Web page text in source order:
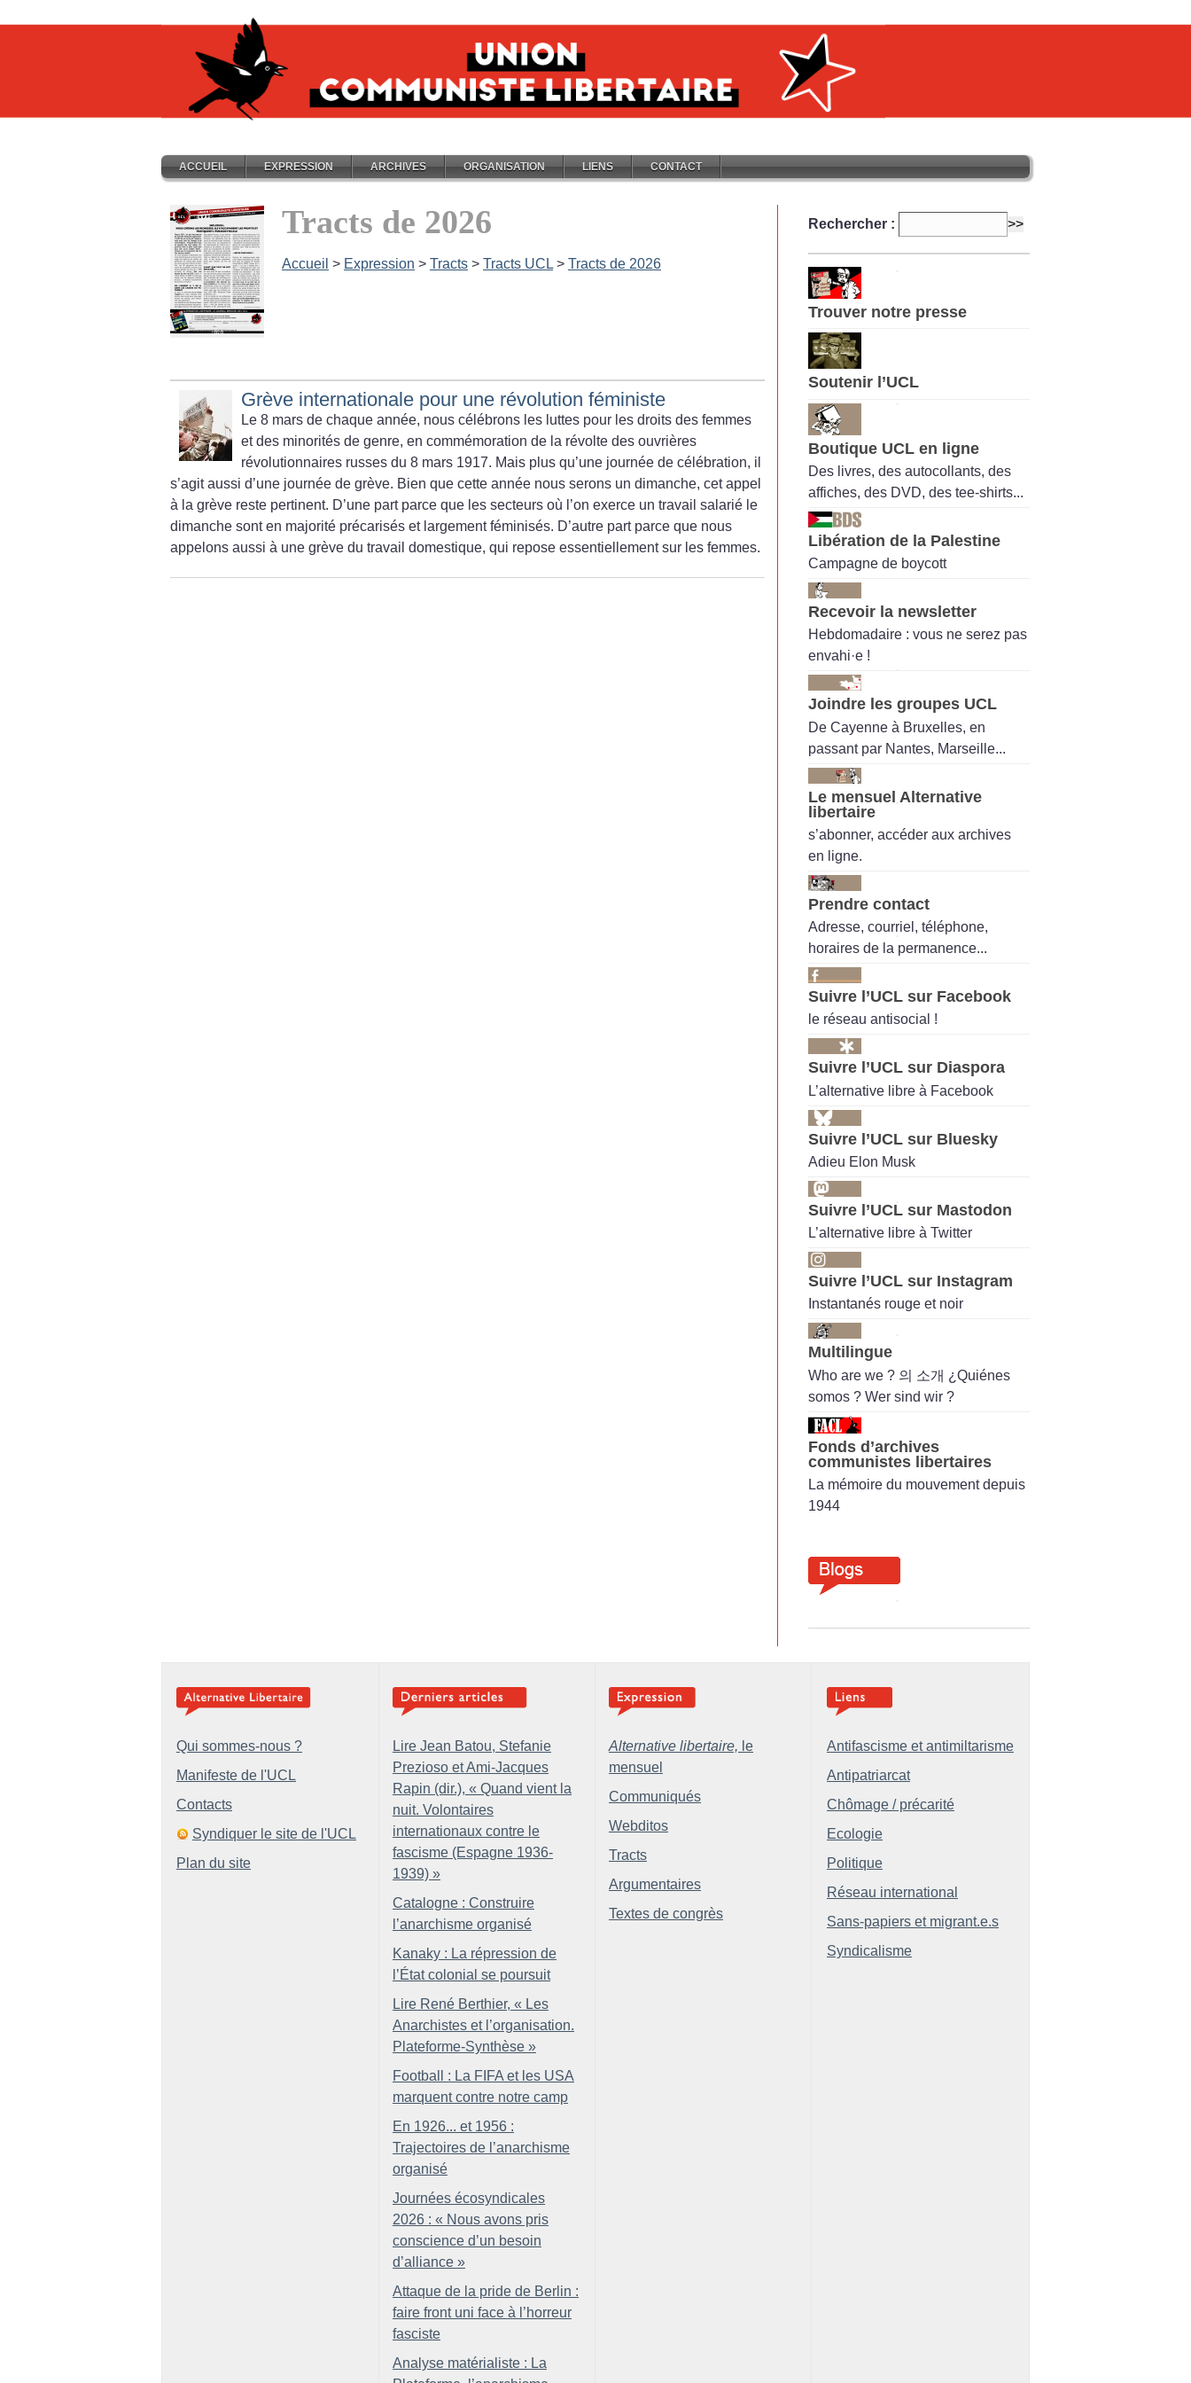
ACCUEIL EXPRESSION ARCHIVES ORGANISATION LIENS CONTACT
Tracts de 2026
Accueil > Expression > Tracts > Tracts UCL > Tracts de 2026
Grève internationale pour une révolution féministe
Le 8 mars de chaque année, nous célébrons les luttes pour les droits des femmes
et des minorités de genre, en commémoration de la révolte des ouvrières
révolutionnaires russes du 8 mars 1917. Mais plus qu’une journée de célébration, il
s’agit aussi d’une journée de grève. Bien que cette année nous serons un dimanche, cet appel
à la grève reste pertinent. D’une part parce que les secteurs où l’on exerce un travail salarié le
dimanche sont en majorité précarisés et largement féminisés. D’autre part parce que nous
appelons aussi à une grève du travail domestique, qui repose essentiellement sur les femmes.
Rechercher :
Trouver notre presse
Soutenir l’UCL
Boutique UCL en ligne
Des livres, des autocollants, des
affiches, des DVD, des tee-shirts...
Libération de la Palestine
Campagne de boycott
Recevoir la newsletter
Hebdomadaire : vous ne serez pas
envahi·e !
Joindre les groupes UCL
De Cayenne à Bruxelles, en
passant par Nantes, Marseille...
Le mensuel Alternative
libertaire
s’abonner, accéder aux archives
en ligne.
Prendre contact
Adresse, courriel, téléphone,
horaires de la permanence...
Suivre l’UCL sur Facebook
le réseau antisocial !
Suivre l’UCL sur Diaspora
L’alternative libre à Facebook
Suivre l’UCL sur Bluesky
Adieu Elon Musk
Suivre l’UCL sur Mastodon
L’alternative libre à Twitter
Suivre l’UCL sur Instagram
Instantanés rouge et noir
Multilingue
Who are we ? 의 소개 ¿Quiénes
somos ? Wer sind wir ?
Fonds d’archives
communistes libertaires
La mémoire du mouvement depuis
1944
Qui sommes-nous ?
Manifeste de l'UCL
Contacts
Syndiquer le site de l'UCL
Plan du site
Lire Jean Batou, Stefanie
Prezioso et Ami-Jacques
Rapin (dir.), « Quand vient la
nuit. Volontaires
internationaux contre le
fascisme (Espagne 1936-
1939) »
Catalogne : Construire
l’anarchisme organisé
Kanaky : La répression de
l’État colonial se poursuit
Lire René Berthier, « Les
Anarchistes et l’organisation.
Plateforme-Synthèse »
Football : La FIFA et les USA
marquent contre notre camp
En 1926... et 1956 :
Trajectoires de l’anarchisme
organisé
Journées écosyndicales
2026 : « Nous avons pris
conscience d’un besoin
d’alliance »
Attaque de la pride de Berlin :
faire front uni face à l’horreur
fasciste
Analyse matérialiste : La
Alternative libertaire, le
mensuel
Communiqués
Webditos
Tracts
Argumentaires
Textes de congrès
Antifascisme et antimiltarisme
Antipatriarcat
Chômage / précarité
Ecologie
Politique
Réseau international
Sans-papiers et migrant.e.s
Syndicalisme